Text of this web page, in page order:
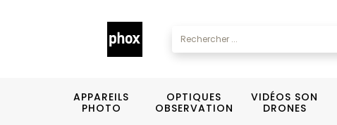
APPAREILS
PHOTO
OPTIQUES
OBSERVATION
VIDÉOS SON
DRONES